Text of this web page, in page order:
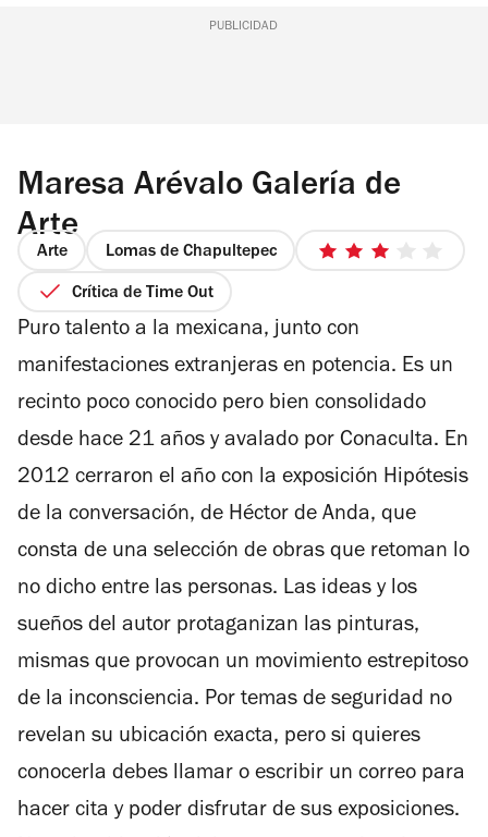
PUBLICIDAD
Maresa Arévalo Galería de
Arte
Arte Lomas de Chapultepec
3
Crítica de Time Out
Puro talento a la mexicana, junto con
manifestaciones extranjeras en potencia. Es un
recinto poco conocido pero bien consolidado
desde hace 21 años y avalado por Conaculta. En
2012 cerraron el año con la exposición Hipótesis
de la conversación, de Héctor de Anda, que
consta de una selección de obras que retoman lo
no dicho entre las personas. Las ideas y los
sueños del autor protaganizan las pinturas,
mismas que provocan un movimiento estrepitoso
de la inconsciencia. Por temas de seguridad no
revelan su ubicación exacta, pero si quieres
conocerla debes llamar o escribir un correo para
hacer cita y poder disfrutar de sus exposiciones.